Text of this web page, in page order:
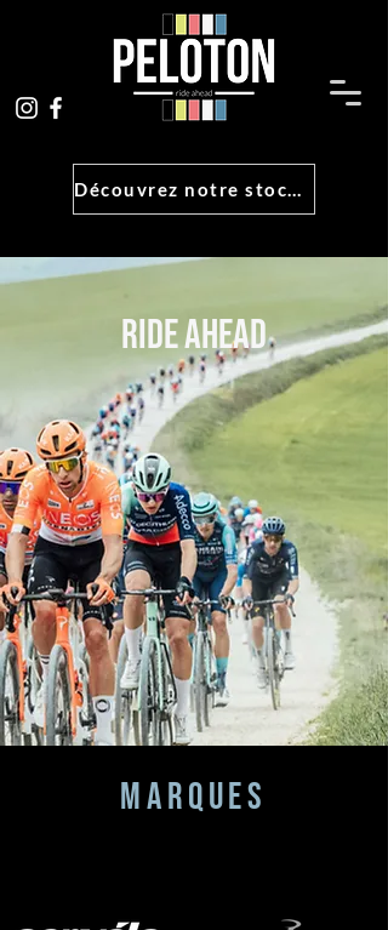
Découvrez notre stock !
RIDE AHEAD
MARQUES